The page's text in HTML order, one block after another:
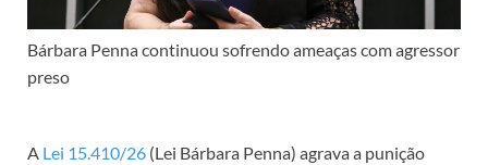
Bárbara Penna continuou sofrendo ameaças com agressor
preso
A Lei 15.410/26 (Lei Bárbara Penna) agrava a punição